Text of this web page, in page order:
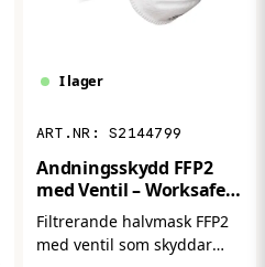
fråga
I lager
S2144799
Andningsskydd FFP2
med Ventil – Worksafe
W21V (15-pack)
Filtrerande halvmask FFP2
med ventil som skyddar